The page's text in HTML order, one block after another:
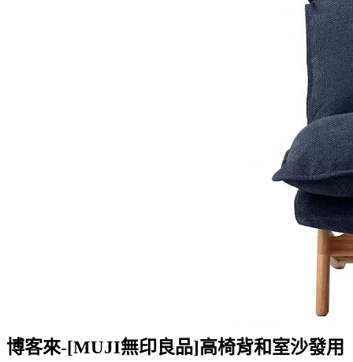
博客來-[MUJI無印良品]高椅背和室沙發用